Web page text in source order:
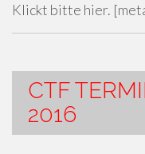
Klickt bitte hier.
CTF
2016